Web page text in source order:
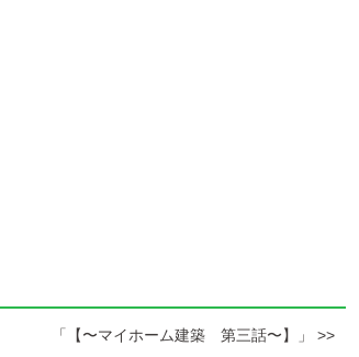
「【〜マイホーム建築 第三話〜】」 >>